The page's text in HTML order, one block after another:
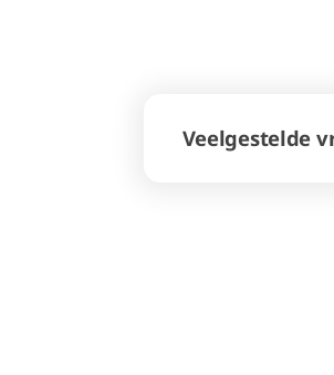
Veelgestelde